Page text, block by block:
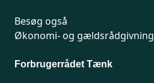
Besøg også
Økonomi- og gældsrådgivning
Forbrugerrådet Tænk